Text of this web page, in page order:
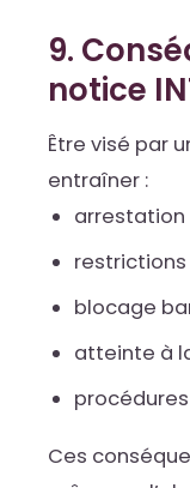
9.
notice
Être visé par
entraîner :
arrestation
blocage
atteinte à
Ces